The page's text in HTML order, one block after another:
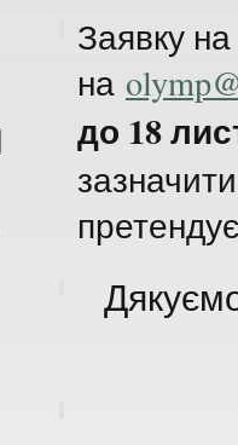
Заявку
на
до 18